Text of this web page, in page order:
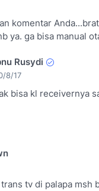
komentar
ya. ga bisa manual
Rusydi
8/17
bisa kl receivernya
tv di palapa msh